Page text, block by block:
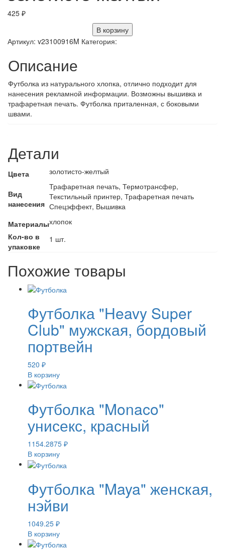
425 ₽
В корзину
Артикул: v23100916M Категория:
Описание
Футболка из натурального хлопка, отлично подходит для
нанесения рекламной информации. Возможны вышивка и
трафаретная печать. Футболка приталенная, с боковыми
швами.
Детали
Цвета золотисто-желтый
Вид
нанесения
Трафаретная печать, Термотрансфер,
Текстильный принтер, Трафаретная печать
Спецэффект, Вышивка
Материалыхлопок
Кол-во в
упаковке
1 шт.
Похожие товары
Футболка "Heavy Super
Club" мужская, бордовый
портвейн
520 ₽
В корзину
Футболка "Monaco"
унисекс, красный
1154.2875 ₽
В корзину
Футболка "Maya" женская,
нэйви
1049.25 ₽
В корзину